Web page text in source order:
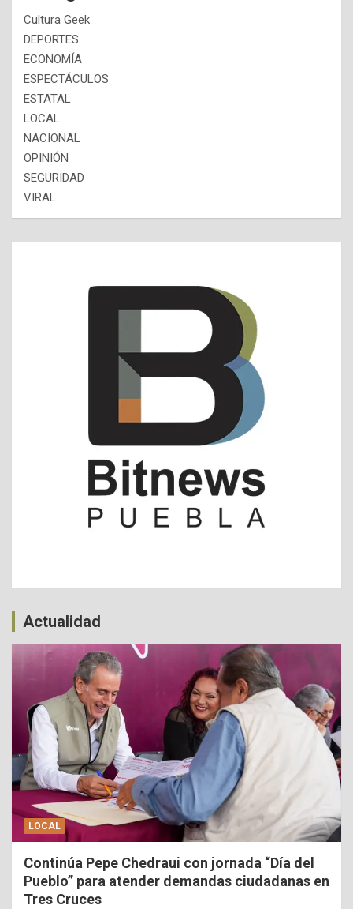
Cultura Geek
DEPORTES
ECONOMÍA
ESPECTÁCULOS
ESTATAL
LOCAL
NACIONAL
OPINIÓN
SEGURIDAD
VIRAL
Actualidad
LOCAL
Continúa Pepe Chedraui con jornada “Día del
Pueblo” para atender demandas ciudadanas en
Tres Cruces